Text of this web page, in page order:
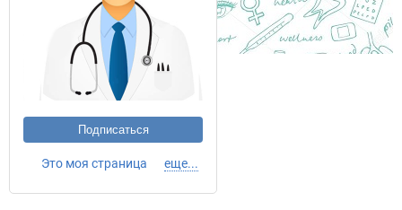
Подписаться
Это моя страница еще...